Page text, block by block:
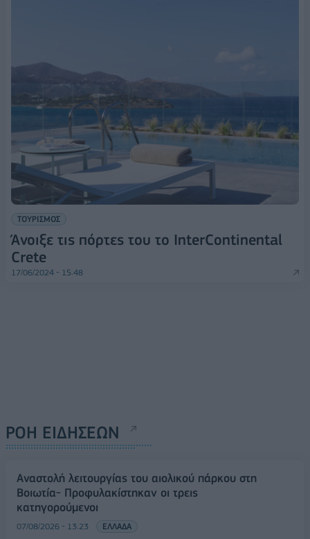
ΤΟΥΡΙΣΜΟΣ
Άνοιξε τις πόρτες του το InterContinental
Crete
17/06/2024 - 15:48
ΡΟΗ ΕΙΔΗΣΕΩΝ
Αναστολή λειτουργίας του αιολικού πάρκου στη
Βοιωτία- Προφυλακίστηκαν οι τρεις
κατηγορούμενοι
07/08/2026 - 13:23 ΕΛΛΑΔΑ